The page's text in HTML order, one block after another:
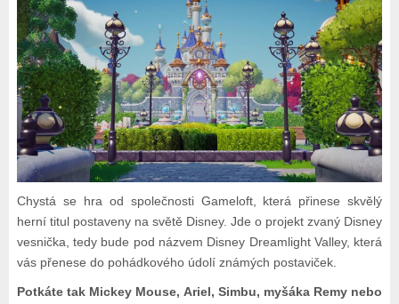
Chystá se hra od společnosti Gameloft, která přinese skvělý
herní titul postaveny na světě Disney. Jde o projekt zvaný Disney
vesnička, tedy bude pod názvem Disney Dreamlight Valley, která
vás přenese do pohádkového údolí známých postaviček.
Potkáte tak Mickey Mouse, Ariel, Simbu, myšáka Remy nebo